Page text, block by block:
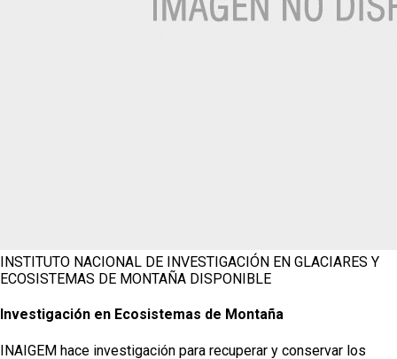
INSTITUTO NACIONAL DE INVESTIGACIÓN EN GLACIARES Y
ECOSISTEMAS DE MONTAÑA DISPONIBLE
Investigación en Ecosistemas de Montaña
INAIGEM hace investigación para recuperar y conservar los